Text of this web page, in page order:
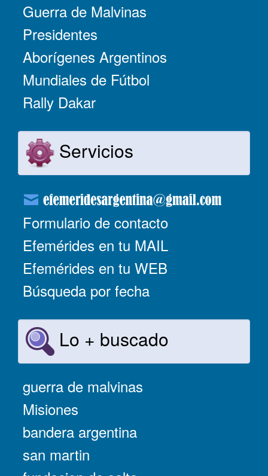
Guerra de Malvinas
Presidentes
Aborígenes Argentinos
Mundiales de Fútbol
Rally Dakar
Servicios
Formulario de contacto
Efemérides en tu MAIL
Efemérides en tu WEB
Búsqueda por fecha
Lo + buscado
guerra de malvinas
Misiones
bandera argentina
san martin